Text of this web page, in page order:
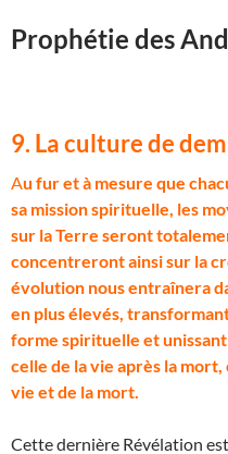
Prophétie des
9. La culture de
Au fur et à mesure que
sa mission spirituelle, les
sur la Terre seront
concentreront ainsi sur la
évolution nous entraînera
en plus élevés,
forme spirituelle et
celle de la vie après la
vie et de la mort.
Cette dernière Révélation